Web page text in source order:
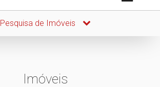
Pesquisa de Imóveis
Imóveis